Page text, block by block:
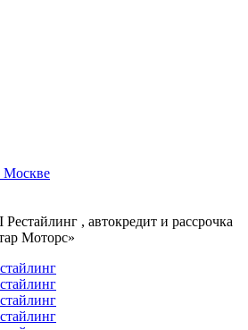
Москве
, автокредит и рассрочка
Моторс»